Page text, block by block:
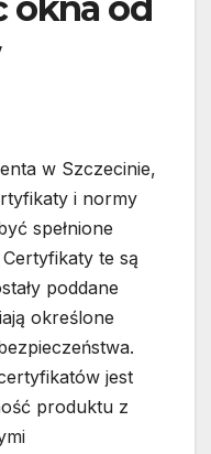
okna od
w Szczecinie,
i normy
spełnione
te są
poddane
określone
jest
produktu z